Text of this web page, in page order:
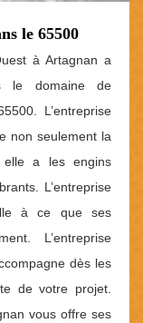
le 65500
à Artagnan a
le domaine de
L’entreprise
non seulement la
elle a les engins
L’entreprise
à ce que ses
L’entreprise
dès les
de votre projet.
vous offre ses